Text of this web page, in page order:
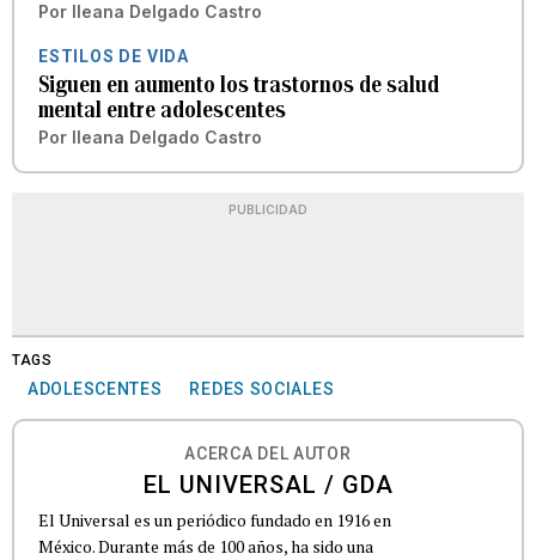
Por Ileana Delgado Castro
ESTILOS DE VIDA
Siguen en aumento los trastornos de salud
mental entre adolescentes
Por Ileana Delgado Castro
PUBLICIDAD
TAGS
ADOLESCENTES REDES SOCIALES
ACERCA DEL AUTOR
EL UNIVERSAL / GDA
El Universal es un periódico fundado en 1916 en
México. Durante más de 100 años, ha sido una